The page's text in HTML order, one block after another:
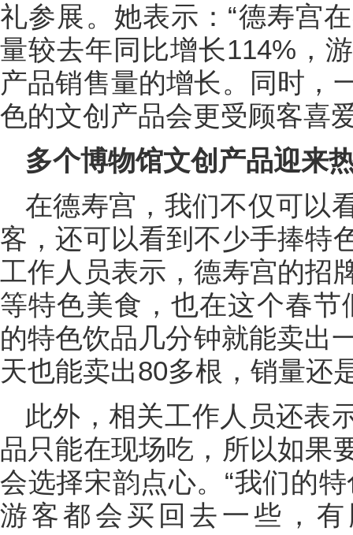
礼参展。她表示：“德寿宫
量较去年同比增长114%，
产品销售量的增长。同时，
色的文创产品会更受顾客喜
多个博物馆文创产品迎来
在德寿宫，我们不仅可以
客，还可以看到不少手捧特
工作人员表示，德寿宫的招
等特色美食，也在这个春
的特色饮品几分钟就能卖出
天也能卖出80多根，销量还
此外，相关工作人员还表
品只能在现场吃，所以如果
会选择宋韵点心。“我们的
游客都会买回去一些，